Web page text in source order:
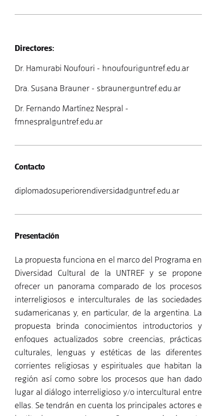
Directores:
Dr. Hamurabi Noufouri - hnoufouri@untref.edu.ar
Dra. Susana Brauner - sbrauner@untref.edu.ar
Dr. Fernando Martínez Nespral -
fmnespral@untref.edu.ar
Contacto
diplomadosuperiorendiversidad@untref.edu.ar
Presentación
La propuesta funciona en el marco del Programa en
Diversidad Cultural de la UNTREF y se propone
ofrecer un panorama comparado de los procesos
interreligiosos e interculturales de las sociedades
sudamericanas y, en particular, de la argentina. La
propuesta brinda conocimientos introductorios y
enfoques actualizados sobre creencias, prácticas
culturales, lenguas y estéticas de las diferentes
corrientes religiosas y espirituales que habitan la
región así como sobre los procesos que han dado
lugar al diálogo interreligioso y/o intercultural entre
ellas. Se tendrán en cuenta los principales actores e